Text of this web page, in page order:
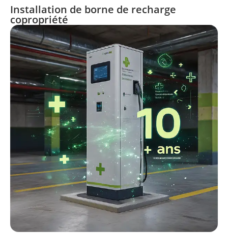
Installation de borne de recharge
copropriété